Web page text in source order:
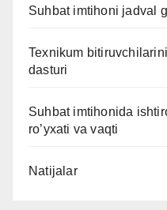
Suhbat imtihoni jadval
Texnikum
dasturi
Suhbat imtihonida
ro’yxati va vaqti
Natijalar